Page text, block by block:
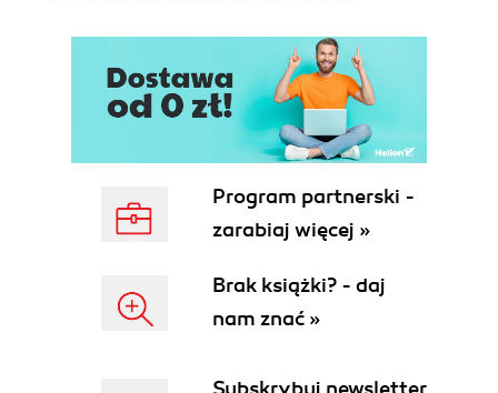
Wykrywanie duplikatów adresów IPv6
Warstwa trzecia widziana oczami TCP
Geolokalizacja w Wiresharku
GeoLite2 - darmowe dane geolokalizacyjne
Integracja z Wiresharkiem
Problemy z fragmentacją pakietów
Analiza routingu na przykładzie protokołu OSPF
Analiza problemów routingu na podstawie
Użyteczne filtry
Rozdział 6. Analiza włamań i bezpieczeństwo w
Program partnerski -
zarabiaj więcej »
Brak książki? - daj
nam znać »